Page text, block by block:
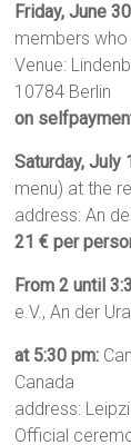
Friday, June 30
members who
Venue:
10784 Berlin
on
Saturday, July
menu) at the
address: An
21 € per
From 2 until
e.V., An der
at 5:30 pm:
Canada
address:
Official